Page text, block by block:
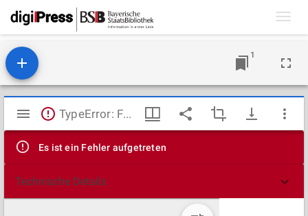
1
Mirador
Viewer
TypeError: Failed to fetch
Es ist ein Fehler aufgetreten
Technische Details